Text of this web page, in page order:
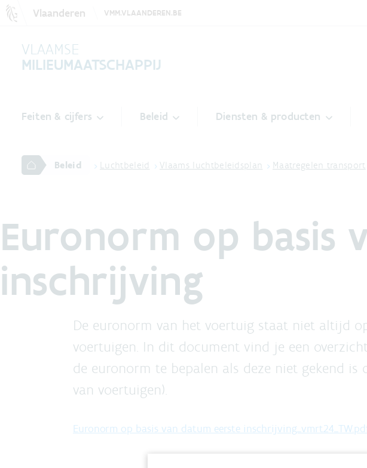
Vlaanderen VMM.VLAANDEREN.BE
VLAAMSE
MILIEUMAATSCHAPPIJ
Feiten & cijfers Beleid Diensten & producten
Beleid Luchtbeleid Vlaams luchtbeleidsplan Maatregelen transport
Euronorm op basis
inschrijving
De euronorm van het voertuig staat niet altijd
voertuigen. In dit document vind je een
de euronorm te bepalen als deze niet gekend
van voertuigen).
Euronorm op basis van datum eerste